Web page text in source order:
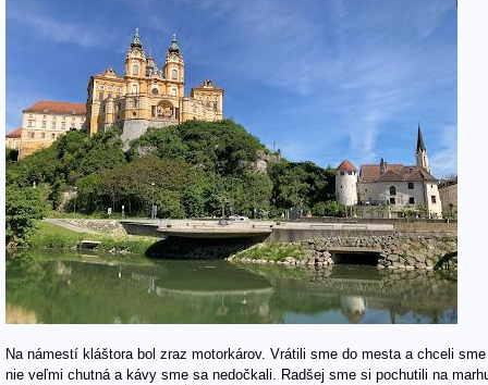
Na námestí kláštora bol zraz motorkárov. Vrátili sme do mesta a chceli
nie veľmi chutná a kávy sme sa nedočkali. Radšej sme si pochutili na